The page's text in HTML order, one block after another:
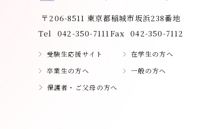
〒206-8511 東京都稲城市坂浜238番地
Tel
042-350-7111Fax 042-350-7112
受験生応援サイト
在学生の方へ
卒業生の方へ
一般の方へ
保護者・ご父母の方へ